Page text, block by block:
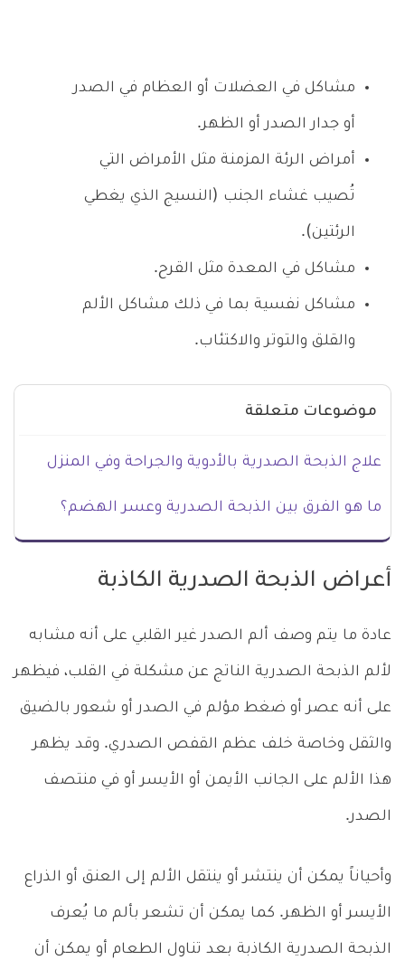
مشاكل في العضلات أو العظام في الصدر
أو جدار الصدر أو الظهر.
أمراض الرئة المزمنة مثل الأمراض التي
تُصيب غشاء الجنب (النسيج الذي يغطي
الرئتين).
مشاكل في المعدة مثل القرح.
مشاكل نفسية بما في ذلك مشاكل الألم
والقلق والتوتر والاكتئاب.
موضوعات متعلقة
علاج الذبحة الصدرية بالأدوية والجراحة وفي المنزل
ما هو الفرق بين الذبحة الصدرية وعسر الهضم؟
أعراض الذبحة الصدرية الكاذبة
عادة ما يتم وصف ألم الصدر غير القلبي على أنه مشابه
لألم الذبحة الصدرية الناتج عن مشكلة في القلب، فيظهر
على أنه عصر أو ضغط مؤلم في الصدر أو شعور بالضيق
والثقل وخاصة خلف عظم القفص الصدري. وقد يظهر
هذا الألم على الجانب الأيمن أو الأيسر أو في منتصف
الصدر.
وأحياناً يمكن أن ينتشر أو ينتقل الألم إلى العنق أو الذراع
الأيسر أو الظهر. كما يمكن أن تشعر بألم ما يُعرف
الذبحة الصدرية الكاذبة بعد تناول الطعام أو يمكن أن